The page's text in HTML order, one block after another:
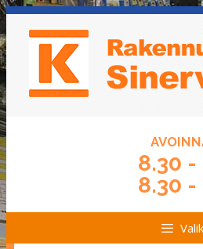
Siirry
sisältöön
Siirry
sisältöön
8.30 -
8.30 -